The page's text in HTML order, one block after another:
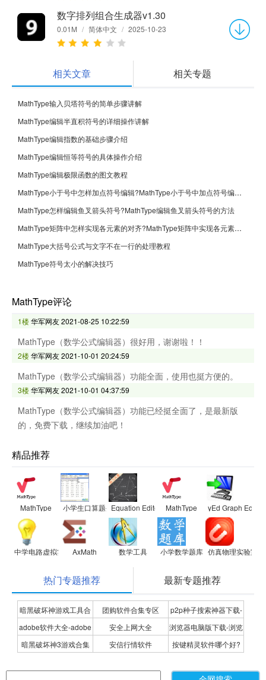
数字排列组合生成器v1.30
0.01M / 简体中文 / 2025-10-23
相关文章 相关专题
MathType输入贝塔符号的简单步骤讲解
MathType编辑半直积符号的详细操作讲解
MathType编辑指数的基础步骤介绍
MathType编辑恒等符号的具体操作介绍
MathType编辑极限函数的图文教程
MathType小于号中怎样加点符号编辑?MathType小于号中加点符号编辑方法
MathType怎样编辑鱼叉箭头符号?MathType编辑鱼叉箭头符号的方法
MathType矩阵中怎样实现各元素的对齐?MathType矩阵中实现各元素的对齐的方法
MathType大括号公式与文字不在一行的处理教程
MathType符号太小的解决技巧
MathType评论
1楼华军网友2021-08-25 10:22:59
MathType（数学公式编辑器）很好用，谢谢啦！！
2楼华军网友2021-10-01 20:24:59
MathType（数学公式编辑器）功能全面，使用也挺方便的。
3楼华军网友2021-10-01 04:37:59
MathType（数学公式编辑器）功能已经挺全面了，是最新版
的，免费下载，继续加油吧！
精品推荐
MathType 小学生口算题生成器Equation Editor数学公式编辑器
MathType yEd Graph Editor
中学电路虚拟实验室AxMath 数学工具 小学数学题库 仿真物理实验室
热门专题推荐 最新专题推荐
暗黑破坏神游戏工具合
集
团购软件合集专区
p2p种子搜索神器下载-
P2P种子搜索神器专题
adobe软件大全-adobe
全系列软件下载-adobe
安全上网大全
浏览器电脑版下载-浏览
器下载合集
暗黑破坏神3游戏合集 安信行情软件
按键精灵软件哪个好?